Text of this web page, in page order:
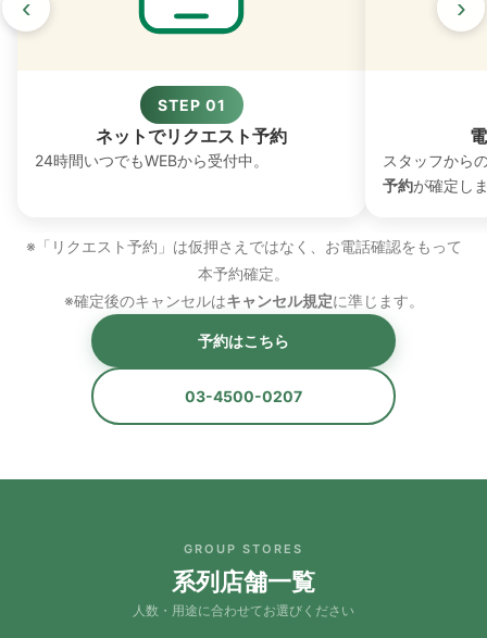
STEP 01
ネットでリクエスト予約
24時間いつでもWEBから受付中。
スタッフから
予約が確定し
‹ ›
※「リクエスト予約」は仮押さえではなく、お電話確認をもって
本予約確定。
※確定後のキャンセルはキャンセル規定に準じます。
予約はこちら
03-4500-0207
GROUP STORES
系列店舗一覧
人数・用途に合わせてお選びください